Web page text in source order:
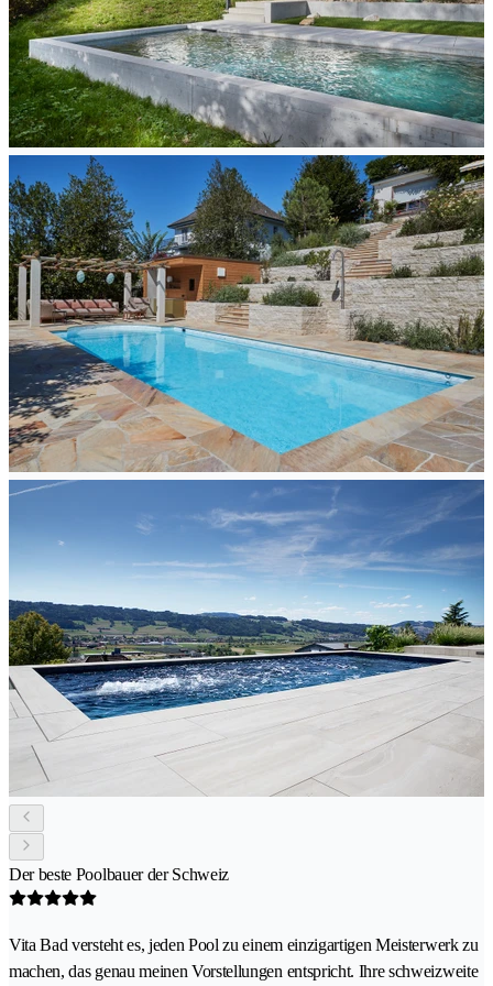
Der beste Poolbauer der Schweiz
Vita Bad versteht es, jeden Pool zu einem einzigartigen Meisterwerk zu
machen, das genau meinen Vorstellungen entspricht. Ihre schweizweite